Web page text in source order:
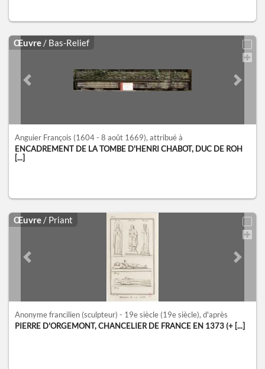
Œuvre / Bas-Relief
Previous slide Next
Anguier François (1604 - 8 août 1669), attribué à
ENCADREMENT DE LA TOMBE D'HENRI CHABOT, DUC DE ROH
[...]
Œuvre / Priant
Previous slide Next
Anonyme francilien (sculpteur) - 19e siècle (19e siècle), d'après
PIERRE D'ORGEMONT, CHANCELIER DE FRANCE EN 1373 (+ [...]